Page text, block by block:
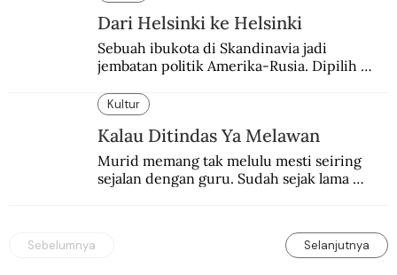
Dari Helsinki ke Helsinki
Sebuah ibukota di Skandinavia jadi
jembatan politik Amerika-Rusia. Dipilih
Kultur
Kalau Ditindas Ya Melawan
Murid memang tak melulu mesti seiring
sejalan dengan guru. Sudah sejak lama
Sebelumnya Selanjutnya